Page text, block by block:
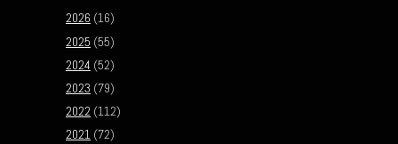
2026 (16)
2025 (55)
2024 (52)
2023 (79)
2022 (112)
2021 (72)